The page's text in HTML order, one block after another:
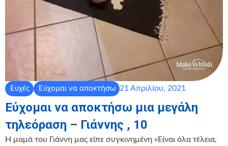
Ευχές Εύχομαι να αποκτήσω 21 Απριλίου, 2021
Εύχομαι να αποκτήσω μια μεγάλη
τηλεόραση – Γιάννης , 10
Η μαμά του Γιάννη μας είπε συγκινημένη «Είναι όλα τέλεια,